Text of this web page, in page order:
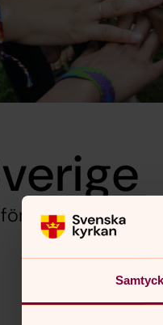
dig som vill